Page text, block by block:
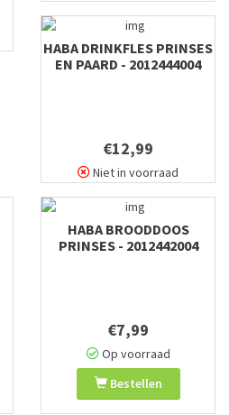
HABA DRINKFLES PRINSES
EN PAARD - 2012444004
€12,99
Niet in voorraad
HABA BROODDOOS
PRINSES - 2012442004
€7,99
Op voorraad
Bestellen